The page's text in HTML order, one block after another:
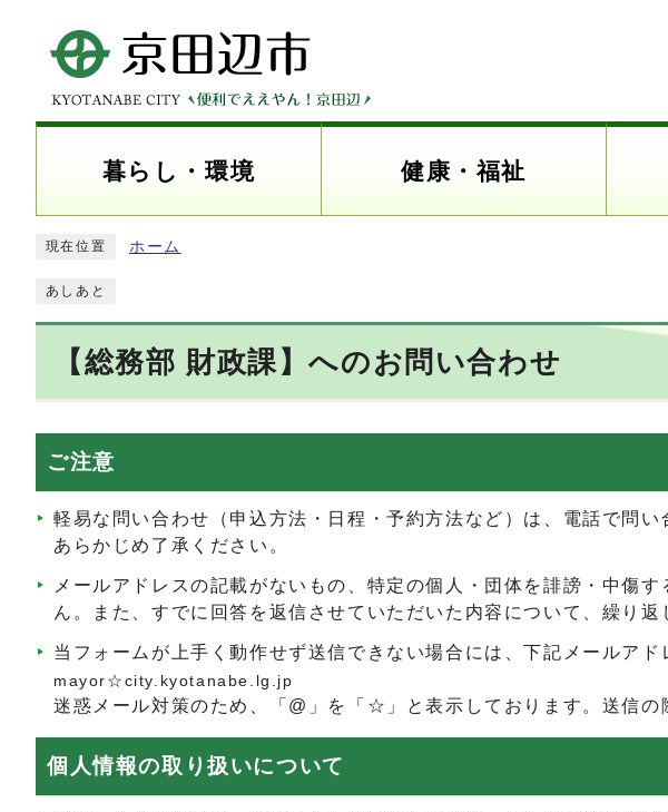
暮らし・環境 健康・福祉
現在位置 ホーム
あしあと
【総務部 財政課】へのお問い合わせ
ご注意
軽易な問い合わせ（申込方法・日程・予約方法など）は、電話で問
あらかじめ了承ください。
メールアドレスの記載がないもの、特定の個人・団体を誹謗・中傷
ん。また、すでに回答を返信させていただいた内容について、繰り
当フォームが上手く動作せず送信できない場合には、下記メールア
mayor☆city.kyotanabe.lg.jp
迷惑メール対策のため、「@」を「☆」と表示しております。送信
個人情報の取り扱いについて